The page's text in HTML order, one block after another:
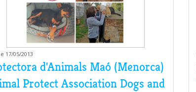
17/05/2013
d'Animals Maó (Menorca)
Protect Association Dogs and